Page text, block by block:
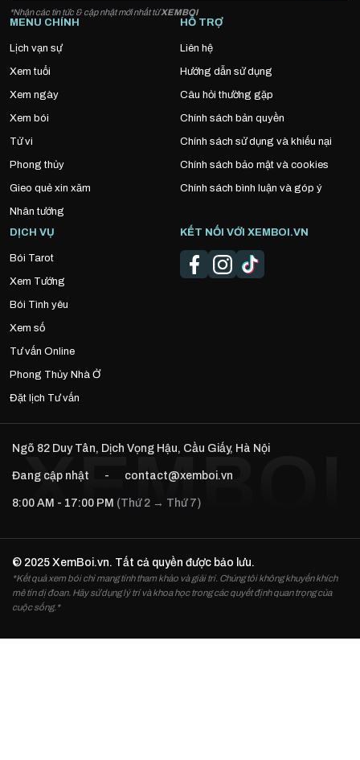
*Nhận các tin tức & cập nhật mới nhất từXEMBOI
MENU CHÍNH
Lịch vạn sự
Xem tuổi
Xem ngày
Xem bói
Tử vi
Phong thủy
Gieo quẻ xin xăm
Nhân tướng
HỖ TRỢ
Liên hệ
Hướng dẫn sử dụng
Câu hỏi thường gặp
Chính sách bản quyền
Chính sách sử dụng và khiếu nại
Chính sách bảo mật và cookies
Chính sách bình luận và góp ý
DỊCH VỤ
Bói Tarot
Xem Tướng
Bói Tình yêu
Xem số
Tư vấn Online
Phong Thủy Nhà Ở
Đặt lịch Tư vấn
KẾT NỐI VỚI XEMBOI.VN
Ngõ 82 Duy Tân, Dịch Vọng Hậu, Cầu Giấy, Hà Nội
Đang cập nhật - contact@xemboi.vn
8:00 AM - 17:00 PM (Thứ 2 → Thứ 7)
© 2025 XemBoi.vn. Tất cả quyền được bảo lưu.
*Kết quả xem bói chỉ mang tính tham khảo và giải trí. Chúng tôi không khuyến khích
mê tín dị đoan. Hãy sử dụng lý trí và khoa học trong các quyết định quan trọng của
cuộc sống.*